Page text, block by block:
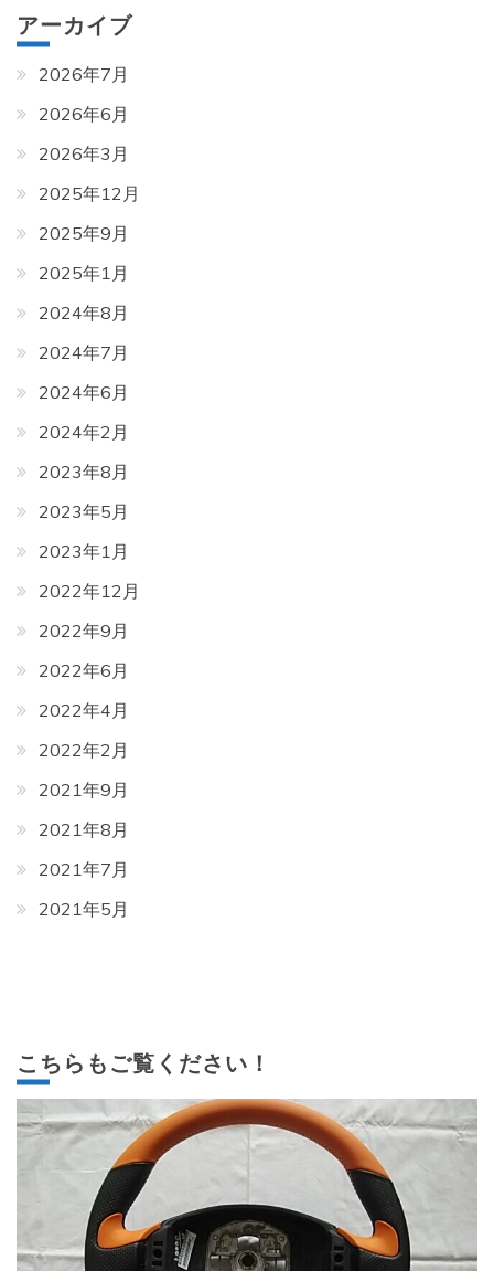
アーカイブ
2026年7月
2026年6月
2026年3月
2025年12月
2025年9月
2025年1月
2024年8月
2024年7月
2024年6月
2024年2月
2023年8月
2023年5月
2023年1月
2022年12月
2022年9月
2022年6月
2022年4月
2022年2月
2021年9月
2021年8月
2021年7月
2021年5月
こちらもご覧ください！